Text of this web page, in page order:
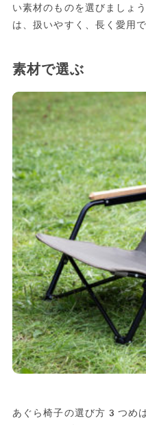
い素材のものを選びましょ
は、扱いやすく、長く愛用で
素材で選ぶ
あぐら椅子の選び方3つめ